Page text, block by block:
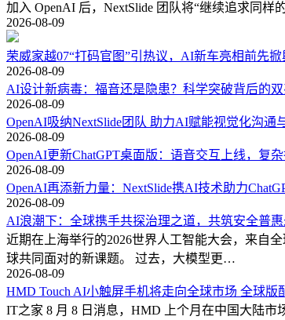
加入 OpenAI 后，NextSlide 团队将“继续追求同
2026-08-09
荣威家越07“打码官图”引热议，AI新车亮相前先掀
2026-08-09
AI设计新病毒：福音还是隐患？科学突破背后的
2026-08-09
OpenAI吸纳NextSlide团队 助力AI赋能视觉化沟通
2026-08-09
OpenAI更新ChatGPT桌面版：语音交互上线，复
2026-08-09
OpenAI再添新力量：NextSlide携AI技术助力
2026-08-09
AI浪潮下：全球携手共探治理之道，共筑安全普
近期在上海举行的2026世界人工智能大会，来自
球共同面对的新课题。 过去，大模型更…
2026-08-09
HMD Touch AI小触屏手机将走向全球市场 全球版
IT之家 8 月 8 日消息，HMD 上个月在中国大陆